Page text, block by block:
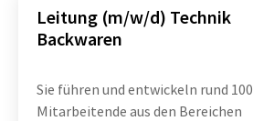
Leitung (m/w/d) Technik
Backwaren
Sie führen und entwickeln rund 100
Mitarbeitende aus den Bereichen